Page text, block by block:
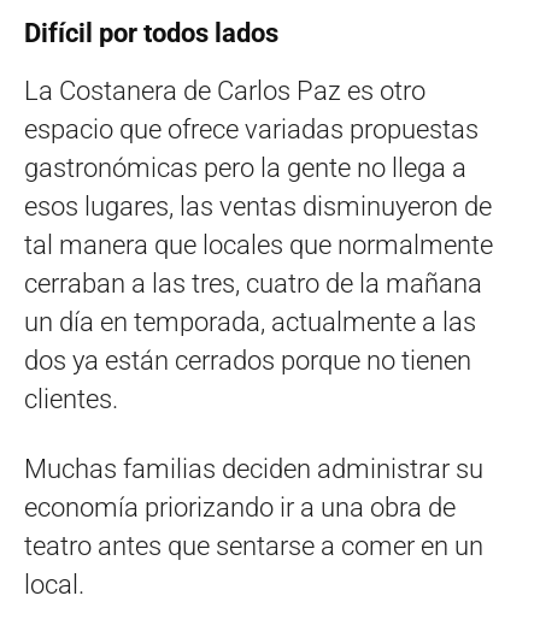
Difícil por todos lados
La Costanera de Carlos Paz es otro
espacio que ofrece variadas propuestas
gastronómicas pero la gente no llega a
esos lugares, las ventas disminuyeron de
tal manera que locales que normalmente
cerraban a las tres, cuatro de la mañana
un día en temporada, actualmente a las
dos ya están cerrados porque no tienen
clientes.
Muchas familias deciden administrar su
economía priorizando ir a una obra de
teatro antes que sentarse a comer en un
local.